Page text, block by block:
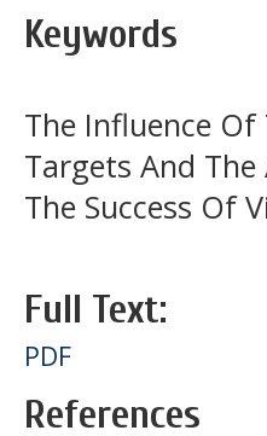
Keywords
The Influence
Targets And
The Success Of
Full Text:
PDF
References